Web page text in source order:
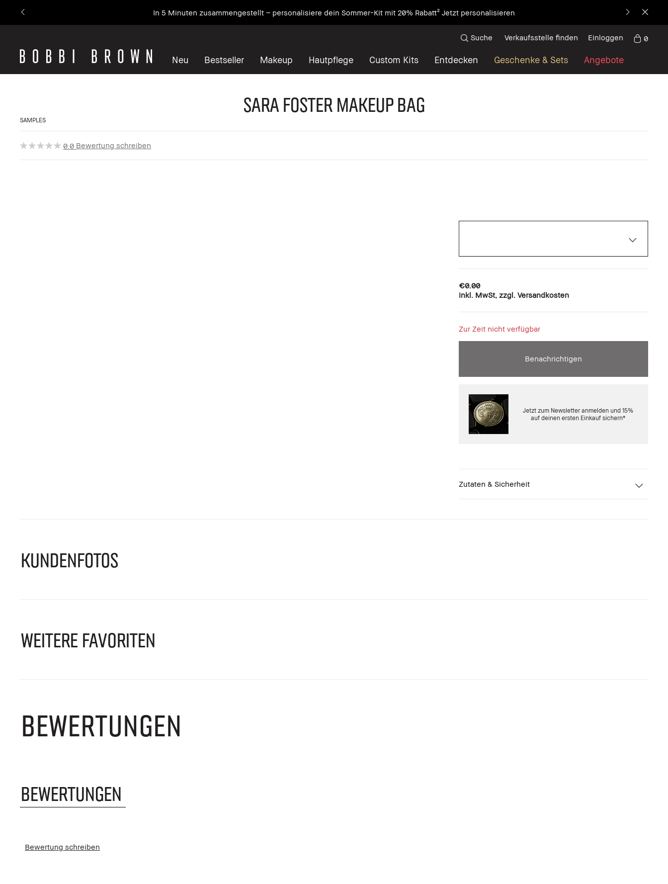
In 5 Minuten zusammengestellt – personalisiere dein Sommer-Kit mit 20% Rabatt² Jetzt personalisieren
Neu Bestseller Makeup Hautpflege Custom Kits Entdecken Geschenke & Sets Angebote
Suche Verkaufsstelle finden Einloggen 0
Sara Foster Makeup Bag
SAMPLES
0.0 Bewertung schreiben
€0.00
inkl. MwSt, zzgl. Versandkosten
Zur Zeit nicht verfügbar
Benachrichtigen
Jetzt zum Newsletter anmelden und 15%
auf deinen ersten Einkauf sichern*
Zutaten & Sicherheit
KUNDENFOTOS
WEITERE FAVORITEN
BEWERTUNGEN
BEWERTUNGEN
Bewertung schreiben